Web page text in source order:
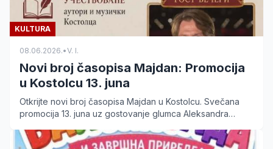
KULTURA
08.06.2026.•V. I.
Novi broj časopisa Majdan: Promocija
u Kostolcu 13. juna
Otkrijte novi broj časopisa Majdan u Kostolcu. Svečana
promocija 13. juna uz gostovanje glumca Aleksandra